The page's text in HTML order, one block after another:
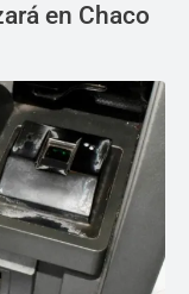
en Chaco